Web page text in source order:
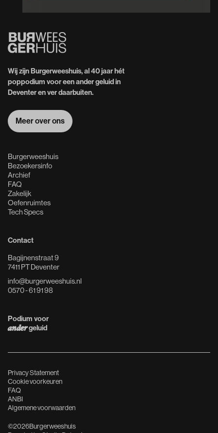
Wij zijn Burgerweeshuis, al 40 jaar hét
poppodium voor een ander geluid in
Deventer en ver daarbuiten.
Meer over ons
Burgerweeshuis
Bezoekersinfo
Archief
FAQ
Zakelijk
Oefenruimtes
Tech Specs
Contact
Bagijnenstraat 9
7411 PT Deventer
info@burgerweeshuis.nl
0570 - 61 91 98
Podium voor
andergeluid
Privacy Statement
Cookie voorkeuren
FAQ
ANBI
Algemene voorwaarden
©2026Burgerweeshuis